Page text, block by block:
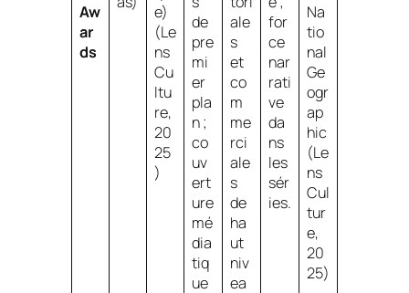
Aw
ar
ds
e)
(Le
ns
Cu
ltu
re,
20
25
)
de
pre
mi
er
pla
n ;
co
uv
ert
ure
mé
dia
tiq
ue
ale
s
et
co
m
me
rci
ale
s
de
ha
ut
niv
ea
for
ce
nar
rati
ve
da
ns
les
sér
ies.
Na
tio
nal
Ge
ogr
ap
hic
(Le
ns
Cul
tur
e,
20
25)